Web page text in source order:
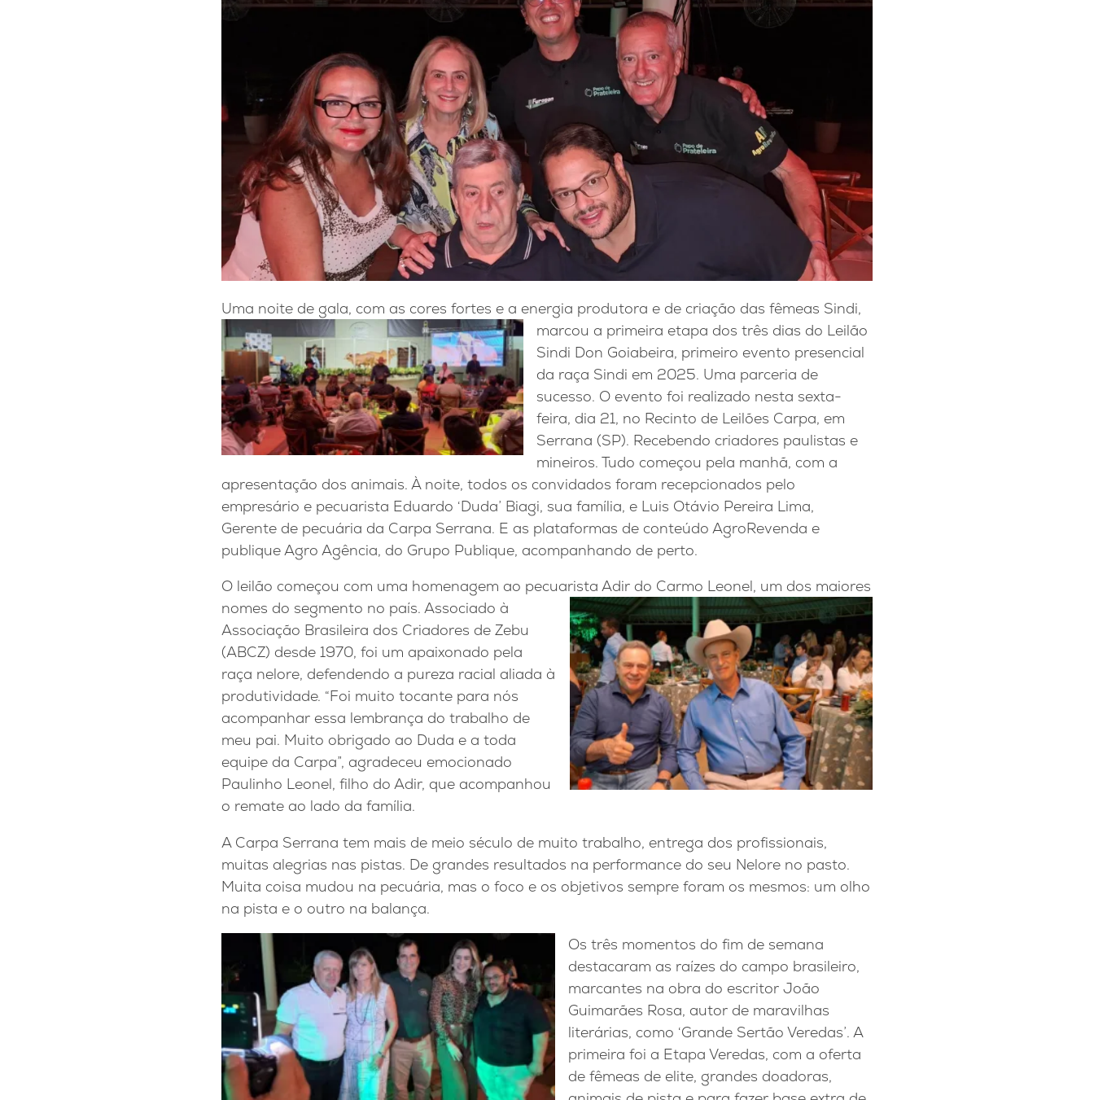
Uma noite de gala, com as cores fortes e a energia produtora e de criação das fêmeas Sindi,
marcou a primeira etapa dos três dias do Leilão
Sindi Don Goiabeira, primeiro evento presencial
da raça Sindi em 2025. Uma parceria de
sucesso. O evento foi realizado nesta sexta-
feira, dia 21, no Recinto de Leilões Carpa, em
Serrana (SP). Recebendo criadores paulistas e
mineiros. Tudo começou pela manhã, com a
apresentação dos animais. À noite, todos os convidados foram recepcionados pelo
empresário e pecuarista Eduardo ‘Duda’ Biagi, sua família, e Luis Otávio Pereira Lima,
Gerente de pecuária da Carpa Serrana. E as plataformas de conteúdo AgroRevenda e
publique Agro Agência, do Grupo Publique, acompanhando de perto.
O leilão começou com uma homenagem ao pecuarista Adir do Carmo Leonel, um dos maiores
nomes do segmento no país. Associado à
Associação Brasileira dos Criadores de Zebu
(ABCZ) desde 1970, foi um apaixonado pela
raça nelore, defendendo a pureza racial aliada à
produtividade. “Foi muito tocante para nós
acompanhar essa lembrança do trabalho de
meu pai. Muito obrigado ao Duda e a toda
equipe da Carpa”, agradeceu emocionado
Paulinho Leonel, filho do Adir, que acompanhou
o remate ao lado da família.
A Carpa Serrana tem mais de meio século de muito trabalho, entrega dos profissionais,
muitas alegrias nas pistas. De grandes resultados na performance do seu Nelore no pasto.
Muita coisa mudou na pecuária, mas o foco e os objetivos sempre foram os mesmos: um olho
na pista e o outro na balança.
Os três momentos do fim de semana
destacaram as raízes do campo brasileiro,
marcantes na obra do escritor João
Guimarães Rosa, autor de maravilhas
literárias, como ‘Grande Sertão Veredas’. A
primeira foi a Etapa Veredas, com a oferta
de fêmeas de elite, grandes doadoras,